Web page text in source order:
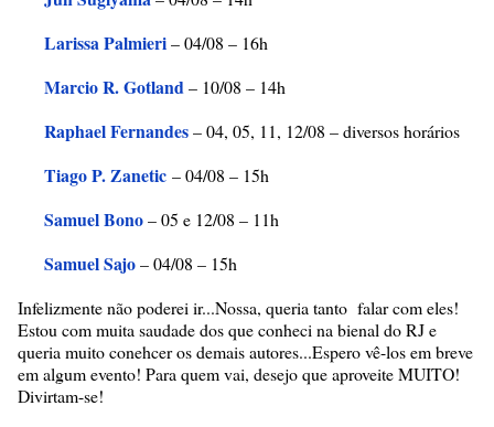
Larissa Palmieri– 04/08 – 16h
Marcio R. Gotland– 10/08 – 14h
Raphael Fernandes– 04, 05, 11, 12/08 – diversos horários
Tiago P. Zanetic – 04/08 – 15h
Samuel Bono– 05 e 12/08 – 11h
Samuel Sajo– 04/08 – 15h
Infelizmente não poderei ir...Nossa, queria tanto falar com eles!
Estou com muita saudade dos que conheci na bienal do RJ e
queria muito conehcer os demais autores...Espero vê-los em breve
em algum evento! Para quem vai, desejo que aproveite MUITO!
Divirtam-se!